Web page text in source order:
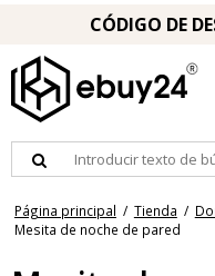
CÓDIGO DE
Página principal / Tienda /
Mesita de noche de pared